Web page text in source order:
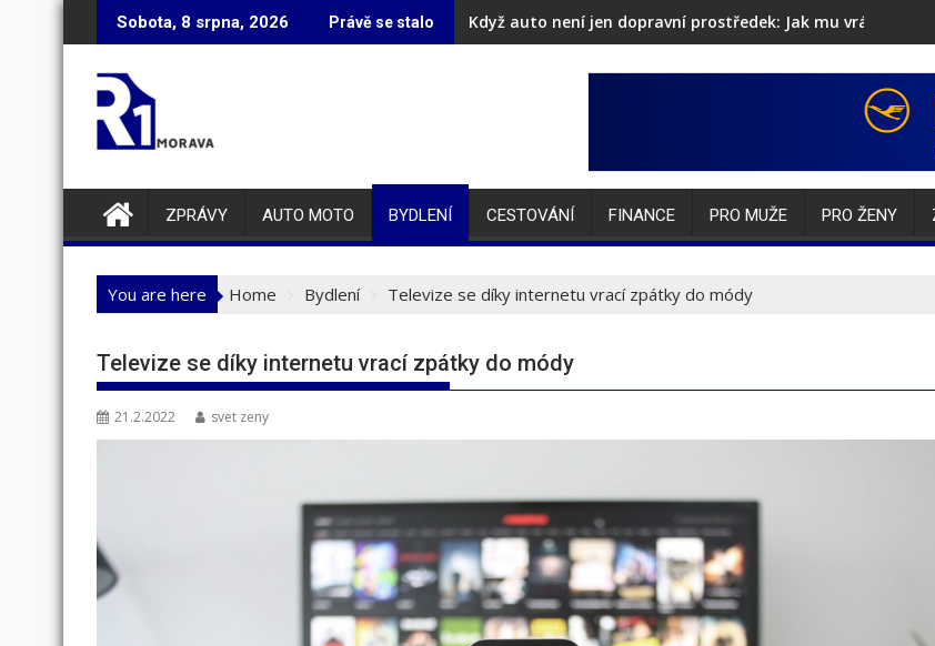
to
Sobota, 8 srpna, 2026 Právě se stalo Když auto není jen dopravní prostředek: Jak mu vrátit lesk i
ZPRÁVY AUTO MOTO BYDLENÍ CESTOVÁNÍ FINANCE PRO MUŽE PRO ŽENY
You are here Home Bydlení Televize se díky internetu vrací zpátky do módy
Televize se díky internetu vrací zpátky do módy
21.2.2022 svet zeny